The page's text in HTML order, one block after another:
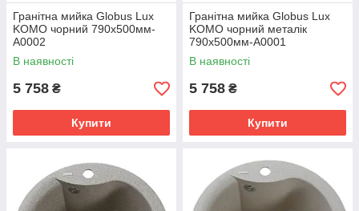
Гранітна мийка Globus Lux
KOMO чорний 790х500мм-
А0002
В наявності
5 758 ₴
Купити
Гранітна мийка Globus Lux
KOMO чорний металік
790х500мм-А0001
В наявності
5 758 ₴
Купити